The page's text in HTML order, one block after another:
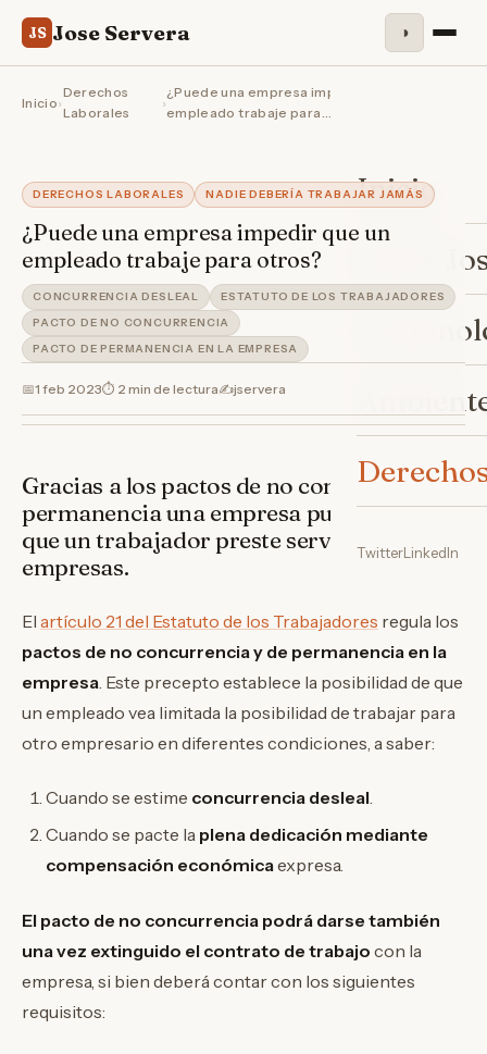
JS Jose Servera ◑
Inicio
Sobre
TwitterLinkedIn
Inicio›
Derechos
Laborales
›
¿Puede una empresa impedir que un
empleado trabaje para…
DERECHOS LABORALES NADIE DEBERÍA TRABAJAR JAMÁS
¿Puede una empresa impedir que un
empleado trabaje para otros?
CONCURRENCIA DESLEAL
ESTATUTO DE LOS TRABAJADORES
PACTO DE NO CONCURRENCIA
PACTO DE PERMANENCIA EN LA EMPRESA
📅1 feb 2023⏱ 2 min de lectura✍️jservera
Gracias a los pactos de no concurrencia y
permanencia una empresa puede limitar
que un trabajador preste servicios a otras
empresas.
El artículo 21 del Estatuto de los Trabajadores regula los
pactos de no concurrencia y de permanencia en la
empresa . Este precepto establece la posibilidad de que
un empleado vea limitada la posibilidad de trabajar para
otro empresario en diferentes condiciones, a saber:
Cuando se estime concurrencia desleal
Cuando se pacte la plena dedicación mediante
compensación económicaexpresa.
El pacto de no concurrencia podrá darse también
una vez extinguido el contrato de trabajo con la
empresa, si bien deberá contar con los siguientes
requisitos: